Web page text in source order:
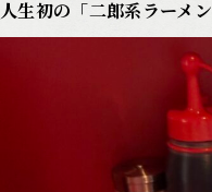
人生初の「二郎系ラーメ